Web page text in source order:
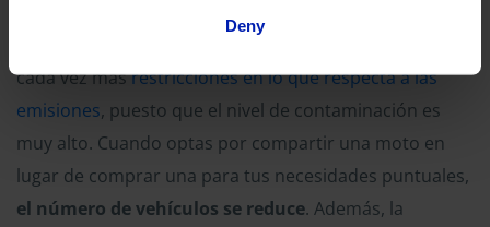
Deny
cada vez másrestricciones en lo que respecta a las
emisiones, puesto que el nivel de contaminación es
muy alto. Cuando optas por compartir una moto en
lugar de comprar una para tus necesidades puntuales,
el número de vehículos se reduce. Además, la